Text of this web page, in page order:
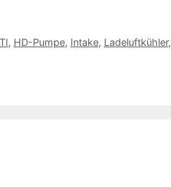
, HD-Pumpe, Intake, Ladeluftkühler,